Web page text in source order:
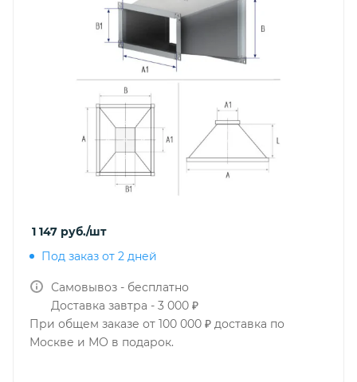
1 147 руб./шт
Под заказ от 2 дней
Самовывоз - бесплатно
Доставка завтра - 3 000 ₽
При общем заказе от 100 000 ₽ доставка по
Москве и МО в подарок.